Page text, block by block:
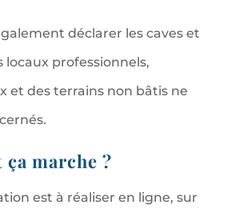
déclarer les caves et
locaux professionnels,
et des terrains non bâtis ne
marche ?
est à réaliser en ligne, sur